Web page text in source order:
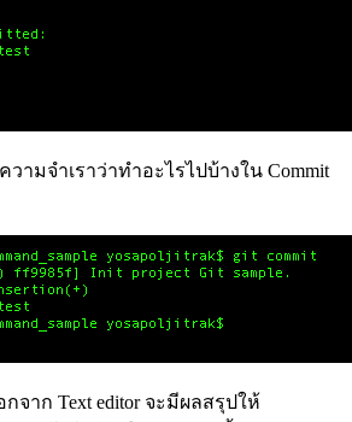
ามจำเราว่าทำอะไรไปบ้างใน Commit
จาก Text editor จะมีผลสรุปให้